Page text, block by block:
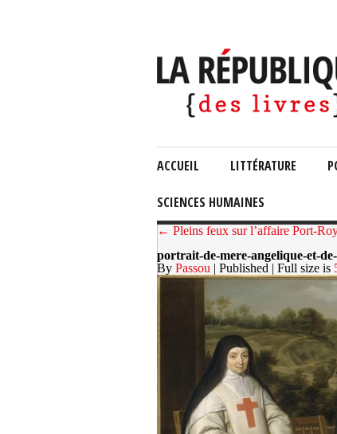
ACCUEIL LITTÉRATURE
SCIENCES HUMAINES
← Pleins feux sur l’affaire Port-
portrait-de-mere-angelique-et-
By Passou | Published | Full size is